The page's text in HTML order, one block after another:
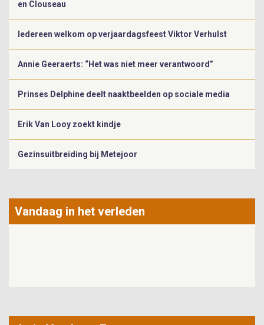
en Clouseau
Iedereen welkom op verjaardagsfeest Viktor Verhulst
Annie Geeraerts: “Het was niet meer verantwoord”
Prinses Delphine deelt naaktbeelden op sociale media
Erik Van Looy zoekt kindje
Gezinsuitbreiding bij Metejoor
Vandaag in het verleden